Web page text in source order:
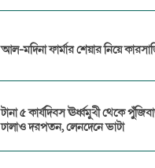
আল-মদিনা ফার্মার শেয়ার নিয়ে
টানা ৫ কার্যদিবস ঊর্ধ্বমুখী থেকে
ঢালাও দরপতন, লেনদেনে ভাটা